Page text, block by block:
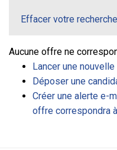
Effacer votre recherche
Aucune offre ne
Lancer une nouvelle
Déposer une
Créer une alerte e-
offre correspondra